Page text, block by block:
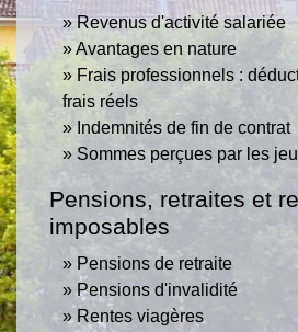
Revenus d'activité salariée
Avantages en nature
Frais professionnels :
frais réels
Indemnités de fin de contrat
Sommes perçues par les
Pensions, retraites et
imposables
Pensions de retraite
Pensions d'invalidité
Rentes viagères